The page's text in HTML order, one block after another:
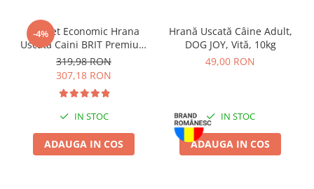
Îngrijire Rozătoare
Așternut Igienic Rozătoare
Cuști Rozătoare
Accesorii Acvarii
-4%
Pachet Economic Hrana
Uscata Caini BRIT Premium
by Nature Medium Adult
2x15kg
319,98 RON
307,18 RON
IN STOC
ADAUGA IN COS
Hrană Uscată Câine Adult,
DOG JOY, Vită, 10kg
49,00 RON
IN STOC
ADAUGA IN COS